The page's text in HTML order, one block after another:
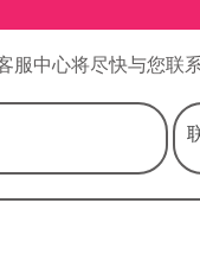
服中心将尽快与您联